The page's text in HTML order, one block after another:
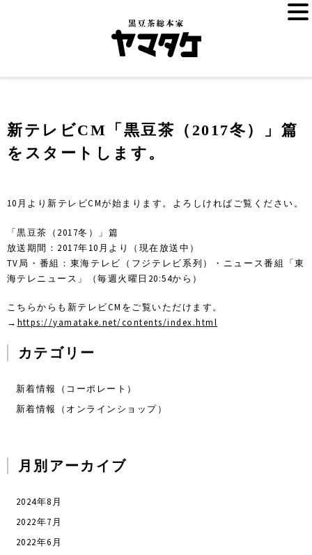
新テレビCM「黒豆茶（2017冬）」篇
をスタートします。
10月より新テレビCMが始まります。よろしければご覧ください。
「黒豆茶（2017冬）」篇
放送期間：2017年10月より（現在放送中）
TV局・番組：東海テレビ（フジテレビ系列）・ニュース番組「東
海テレニュース」（毎週火曜日20:54から）
こちらからも新テレビCMをご覧いただけます。
→ https://yamatake.net/contents/index.html
カテゴリー
新着情報（コーポレート）
新着情報（オンラインショップ）
月別アーカイブ
2024年8月
2022年7月
2022年6月